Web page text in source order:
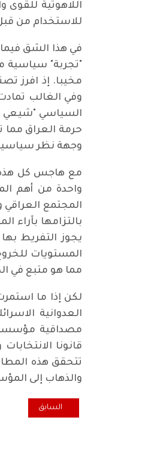
اللاهوتية للقوى
للاستخدام من
"تجربة" سياسية
مخيبا. إذ افرز
وفي الغالب
السياسي "شيعي
حرمة العراق مما
وجهة نظر سياسية
مع هاجس كل هذه
واحدة من أهم
المجتمع العراقي
بالتزامها
يجوز التفريط
المستويات
مما هو متبع في
لكن إذا ما
العدوانية
مصداقية
قانونا
تتحقق هذه
والذهاب إلى
المقال السابق: وجه
السابق